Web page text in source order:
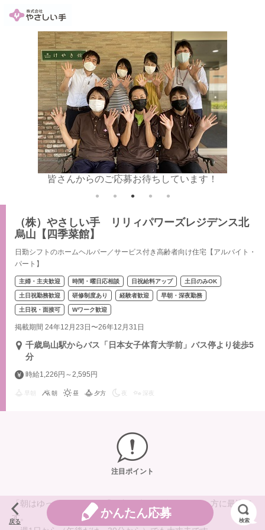
皆さんからのご応募お待ちしています！
（株）やさしい手 リリィパワーズレジデンス北
烏山【四季菜館】
日勤シフトのホームヘルパー／サービス付き高齢者向け住宅【アルバイト・
パート】
主婦・主夫歓迎 時間・曜日応相談 日祝給料アップ 土日のみOK
土日祝勤務歓迎 研修制度あり 経験者歓迎 早朝・深夜勤務
土日祝・面接可 Wワーク歓迎
掲載期間 24年12月23日〜26年12月31日
千歳烏山駅からバス「日本女子体育大学前」バス停より徒歩5
分
時給1,226円～2,595円
朝 昼 夕方 夜 深夜
注目ポイント
「朝はゆっくりしたい」「日中の時間を活用したい」方に最適で
す。
戻る
かんたん応募
検索